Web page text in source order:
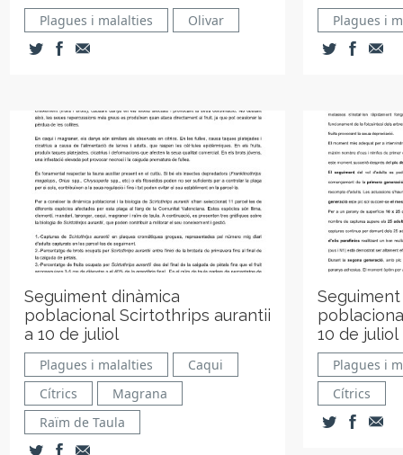
Plagues i malalties Olivar Plagues i
Seguiment dinàmica
poblacional Scirtothrips aurantii
a 10 de juliol
Plagues i malalties
Caqui
Cítrics
Magrana
Raïm de Taula
10 de juliol
Plagues i
Cítrics